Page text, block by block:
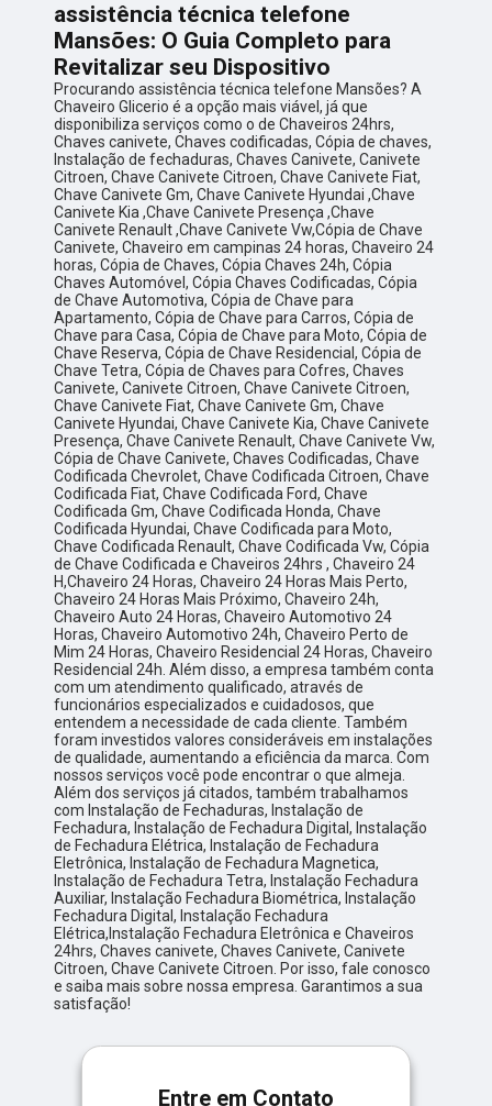
assistência técnica telefone
Mansões: O Guia Completo para
Revitalizar seu Dispositivo
Procurando assistência técnica telefone Mansões? A
Chaveiro Glicerio é a opção mais viável, já que
disponibiliza serviços como o de Chaveiros 24hrs,
Chaves canivete, Chaves codificadas, Cópia de chaves,
Instalação de fechaduras, Chaves Canivete, Canivete
Citroen, Chave Canivete Citroen, Chave Canivete Fiat,
Chave Canivete Gm, Chave Canivete Hyundai ,Chave
Canivete Kia ,Chave Canivete Presença ,Chave
Canivete Renault ,Chave Canivete Vw,Cópia de Chave
Canivete, Chaveiro em campinas 24 horas, Chaveiro 24
horas, Cópia de Chaves, Cópia Chaves 24h, Cópia
Chaves Automóvel, Cópia Chaves Codificadas, Cópia
de Chave Automotiva, Cópia de Chave para
Apartamento, Cópia de Chave para Carros, Cópia de
Chave para Casa, Cópia de Chave para Moto, Cópia de
Chave Reserva, Cópia de Chave Residencial, Cópia de
Chave Tetra, Cópia de Chaves para Cofres, Chaves
Canivete, Canivete Citroen, Chave Canivete Citroen,
Chave Canivete Fiat, Chave Canivete Gm, Chave
Canivete Hyundai, Chave Canivete Kia, Chave Canivete
Presença, Chave Canivete Renault, Chave Canivete Vw,
Cópia de Chave Canivete, Chaves Codificadas, Chave
Codificada Chevrolet, Chave Codificada Citroen, Chave
Codificada Fiat, Chave Codificada Ford, Chave
Codificada Gm, Chave Codificada Honda, Chave
Codificada Hyundai, Chave Codificada para Moto,
Chave Codificada Renault, Chave Codificada Vw, Cópia
de Chave Codificada e Chaveiros 24hrs , Chaveiro 24
H,Chaveiro 24 Horas, Chaveiro 24 Horas Mais Perto,
Chaveiro 24 Horas Mais Próximo, Chaveiro 24h,
Chaveiro Auto 24 Horas, Chaveiro Automotivo 24
Horas, Chaveiro Automotivo 24h, Chaveiro Perto de
Mim 24 Horas, Chaveiro Residencial 24 Horas, Chaveiro
Residencial 24h. Além disso, a empresa também conta
com um atendimento qualificado, através de
funcionários especializados e cuidadosos, que
entendem a necessidade de cada cliente. Também
foram investidos valores consideráveis em instalações
de qualidade, aumentando a eficiência da marca. Com
nossos serviços você pode encontrar o que almeja.
Além dos serviços já citados, também trabalhamos
com Instalação de Fechaduras, Instalação de
Fechadura, Instalação de Fechadura Digital, Instalação
de Fechadura Elétrica, Instalação de Fechadura
Eletrônica, Instalação de Fechadura Magnetica,
Instalação de Fechadura Tetra, Instalação Fechadura
Auxiliar, Instalação Fechadura Biométrica, Instalação
Fechadura Digital, Instalação Fechadura
Elétrica,Instalação Fechadura Eletrônica e Chaveiros
24hrs, Chaves canivete, Chaves Canivete, Canivete
Citroen, Chave Canivete Citroen. Por isso, fale conosco
e saiba mais sobre nossa empresa. Garantimos a sua
satisfação!
Entre em Contato